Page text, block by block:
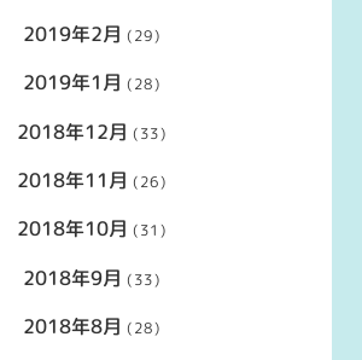
2019年2月 (29)
2019年1月 (28)
2018年12月 (33)
2018年11月 (26)
2018年10月 (31)
2018年9月 (33)
2018年8月 (28)